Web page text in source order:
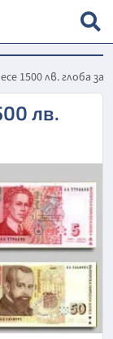
1500 лв. глоба за
лв.